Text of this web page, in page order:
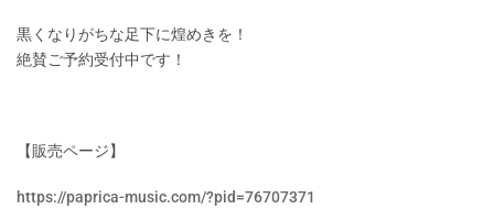
黒くなりがちな足下に煌めきを！
絶賛ご予約受付中です！
【販売ページ】
https://paprica-music.com/?pid=76707371